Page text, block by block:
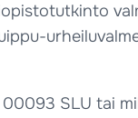
SLU tai